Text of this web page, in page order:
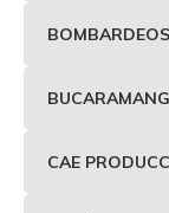
CAE